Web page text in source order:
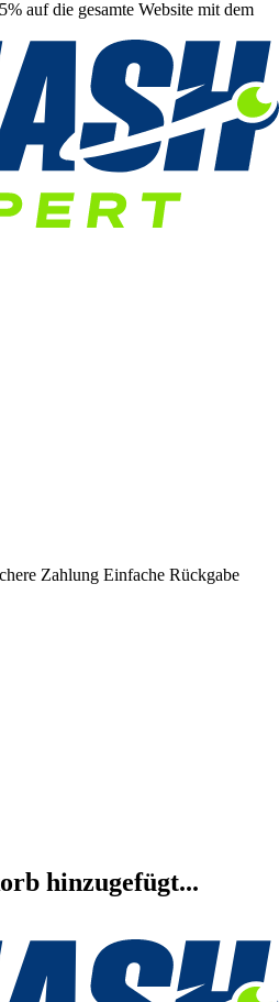
auf die gesamte Website mit dem
Zahlung Einfache Rückgabe
hinzugefügt...